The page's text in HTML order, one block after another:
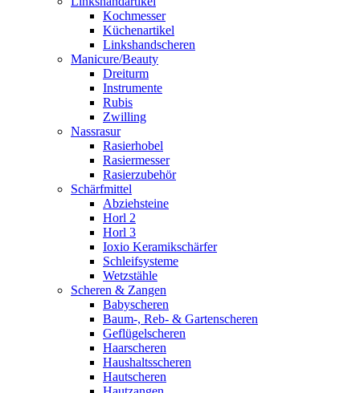
Kochmesser
Küchenartikel
Linkshandscheren
Manicure/Beauty
Dreiturm
Instrumente
Rubis
Zwilling
Nassrasur
Rasierhobel
Rasiermesser
Rasierzubehör
Schärfmittel
Abziehsteine
Horl 2
Horl 3
Ioxio Keramikschärfer
Schleifsysteme
Wetzstähle
Scheren & Zangen
Babyscheren
Baum-, Reb- & Gartenscheren
Geflügelscheren
Haarscheren
Haushaltsscheren
Hautscheren